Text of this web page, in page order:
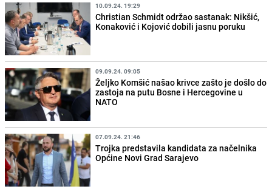
10.09.24. 19:29
Christian Schmidt održao sastanak: Nikšić,
Konaković i Kojović dobili jasnu poruku
09.09.24. 09:05
Željko Komšić našao krivce zašto je došlo do
zastoja na putu Bosne i Hercegovine u
NATO
07.09.24. 21:46
Trojka predstavila kandidata za načelnika
Općine Novi Grad Sarajevo